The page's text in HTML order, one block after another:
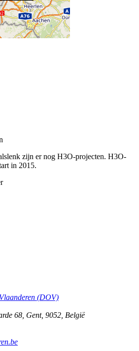
zijn er nog H3O-projecten. H3O-
in 2015.
(DOV)
68, Gent, 9052, België